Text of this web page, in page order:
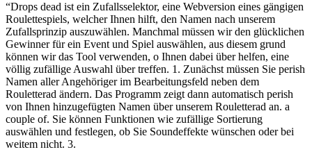
“Drops dead ist ein Zufallsselektor, eine Webversion eines gängigen
Roulettespiels, welcher Ihnen hilft, den Namen nach unserem
Zufallsprinzip auszuwählen. Manchmal müssen wir den glücklichen
Gewinner für ein Event und Spiel auswählen, aus diesem grund
können wir das Tool verwenden, o Ihnen dabei über helfen, eine
völlig zufällige Auswahl über treffen. 1. Zunächst müssen Sie perish
Namen aller Angehöriger im Bearbeitungsfeld neben dem
Rouletterad ändern. Das Programm zeigt dann automatisch perish
von Ihnen hinzugefügten Namen über unserem Rouletterad an. a
couple of. Sie können Funktionen wie zufällige Sortierung
auswählen und festlegen, ob Sie Soundeffekte wünschen oder bei
weitem nicht. 3.